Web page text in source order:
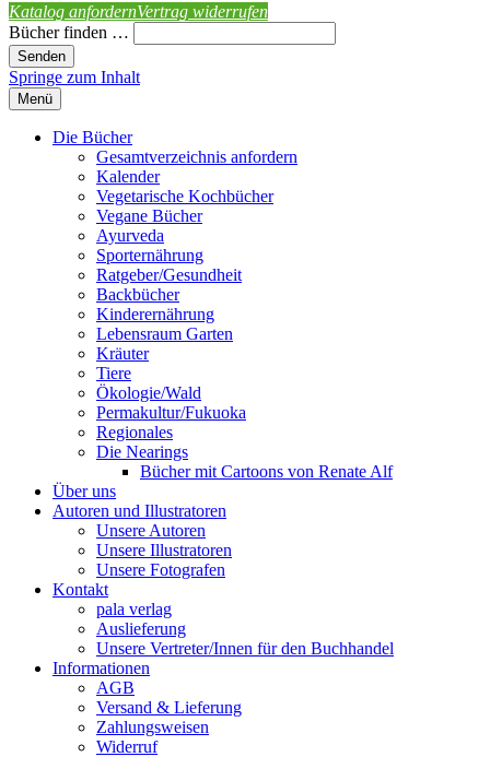
Katalog anfordernVertrag widerrufen
Bücher finden …
Springe zum Inhalt
Menü
Die Bücher
Gesamtverzeichnis anfordern
Kalender
Vegetarische Kochbücher
Vegane Bücher
Ayurveda
Sporternährung
Ratgeber/Gesundheit
Backbücher
Kinderernährung
Lebensraum Garten
Kräuter
Tiere
Ökologie/Wald
Permakultur/Fukuoka
Regionales
Die Nearings
Bücher mit Cartoons von Renate Alf
Über uns
Autoren und Illustratoren
Unsere Autoren
Unsere Illustratoren
Unsere Fotografen
Kontakt
pala verlag
Auslieferung
Unsere Vertreter/Innen für den Buchhandel
Informationen
AGB
Versand & Lieferung
Zahlungsweisen
Widerruf